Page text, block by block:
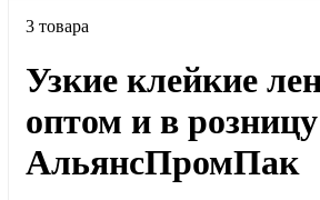
3 товара
Узкие клейкие
оптом и в
АльянсПромПак